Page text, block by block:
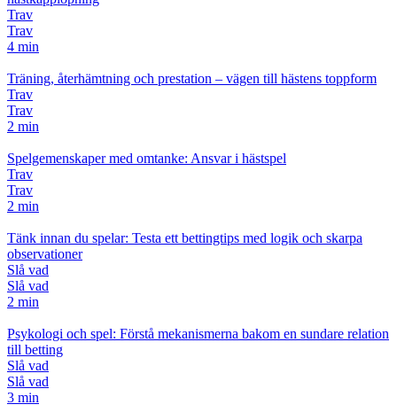
Trav
Trav
4 min
Träning, återhämtning och prestation – vägen till hästens toppform
Trav
Trav
2 min
Spelgemenskaper med omtanke: Ansvar i hästspel
Trav
Trav
2 min
Tänk innan du spelar: Testa ett bettingtips med logik och skarpa
observationer
Slå vad
Slå vad
2 min
Psykologi och spel: Förstå mekanismerna bakom en sundare relation
till betting
Slå vad
Slå vad
3 min